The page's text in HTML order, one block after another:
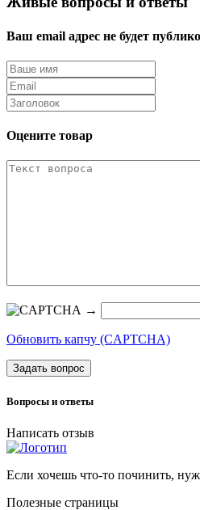
Ваш email адрес не будет
Оцените товар
→
Обновить капчу (CAPTCHA)
Задать вопрос
Вопросы и ответы
Написать отзыв
Если хочешь что-то починить,
Полезные страницы